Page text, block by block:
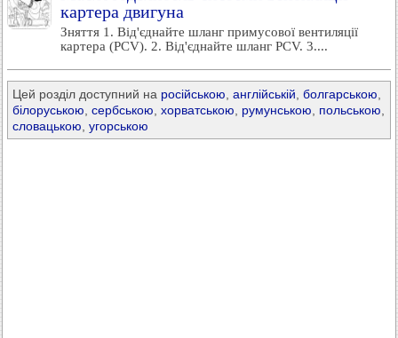
картера двигуна
Зняття 1. Від'єднайте шланг примусової вентиляції
картера (PCV). 2. Від'єднайте шланг PCV. 3....
Цей розділ доступний на російською англійській болгарською
білоруською сербською хорватською румунською польською
словацькою угорською